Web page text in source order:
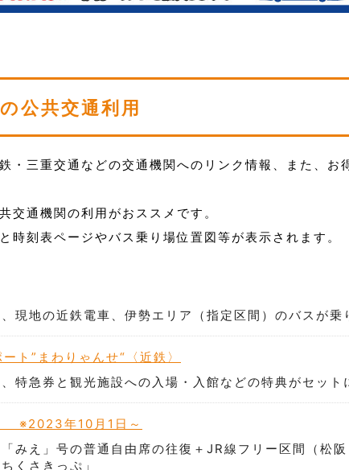
公共交通利用
・三重交通などの交通機関へのリンク情報、また、お
交通機関の利用がおススメです。
時刻表ページやバス乗り場位置図等が表示されます。
現地の近鉄電車、伊勢エリア（指定区間）のバスが乗
ト”まわりゃんせ“〈近鉄〉
特急券と観光施設への入場・入館などの特典がセット
※2023年10月1日～
みえ」号の普通自由席の往復＋JR線フリー区間（松
くさきっぷ」